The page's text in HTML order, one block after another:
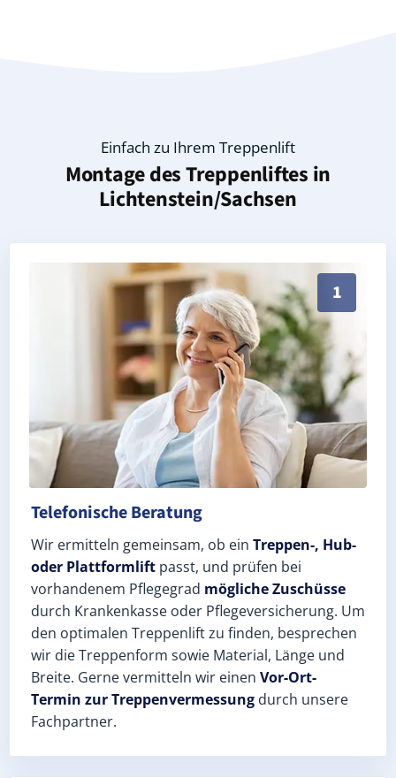
Einfach zu Ihrem Treppenlift
Montage des Treppenliftes in
Lichtenstein/Sachsen
1
Persönliche Treppenlift-Beratung in Lichtenstein/
Telefonische Beratung
Wir ermitteln gemeinsam, ob ein Treppen-, Hub-
oder Plattformlift passt, und prüfen bei
vorhandenem Pflegegrad mögliche Zuschüsse
durch Krankenkasse oder Pflegeversicherung. Um
den optimalen Treppenlift zu finden, besprechen
wir die Treppenform sowie Material, Länge und
Breite. Gerne vermitteln wir einen Vor-Ort-
Termin zur Treppenvermessung durch unsere
Fachpartner.